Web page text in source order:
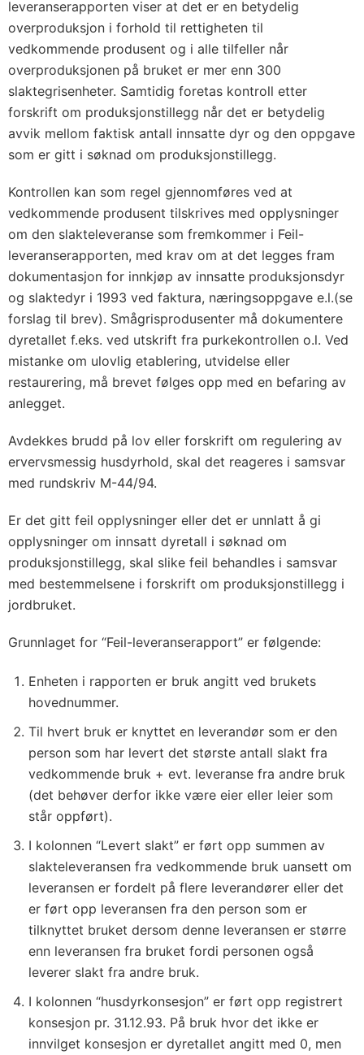
leveranserapporten viser at det er en betydelig
overproduksjon i forhold til rettigheten til
vedkommende produsent og i alle tilfeller når
overproduksjonen på bruket er mer enn 300
slaktegrisenheter. Samtidig foretas kontroll etter
forskrift om produksjonstillegg når det er betydelig
avvik mellom faktisk antall innsatte dyr og den oppgave
som er gitt i søknad om produksjonstillegg.
Kontrollen kan som regel gjennomføres ved at
vedkommende produsent tilskrives med opplysninger
om den slakteleveranse som fremkommer i Feil-
leveranserapporten, med krav om at det legges fram
dokumentasjon for innkjøp av innsatte produksjonsdyr
og slaktedyr i 1993 ved faktura, næringsoppgave e.l.(se
forslag til brev). Smågrisprodusenter må dokumentere
dyretallet f.eks. ved utskrift fra purkekontrollen o.l. Ved
mistanke om ulovlig etablering, utvidelse eller
restaurering, må brevet følges opp med en befaring av
anlegget.
Avdekkes brudd på lov eller forskrift om regulering av
ervervsmessig husdyrhold, skal det reageres i samsvar
med rundskriv M-44/94.
Er det gitt feil opplysninger eller det er unnlatt å gi
opplysninger om innsatt dyretall i søknad om
produksjonstillegg, skal slike feil behandles i samsvar
med bestemmelsene i forskrift om produksjonstillegg i
jordbruket.
Grunnlaget for “Feil-leveranserapport” er følgende:
Enheten i rapporten er bruk angitt ved brukets
hovednummer.
Til hvert bruk er knyttet en leverandør som er den
person som har levert det største antall slakt fra
vedkommende bruk + evt. leveranse fra andre bruk
(det behøver derfor ikke være eier eller leier som
står oppført).
I kolonnen “Levert slakt” er ført opp summen av
slakteleveransen fra vedkommende bruk uansett om
leveransen er fordelt på flere leverandører eller det
er ført opp leveransen fra den person som er
tilknyttet bruket dersom denne leveransen er større
enn leveransen fra bruket fordi personen også
leverer slakt fra andre bruk.
I kolonnen “husdyrkonsesjon” er ført opp registrert
konsesjon pr. 31.12.93. På bruk hvor det ikke er
innvilget konsesjon er dyretallet angitt med 0, men